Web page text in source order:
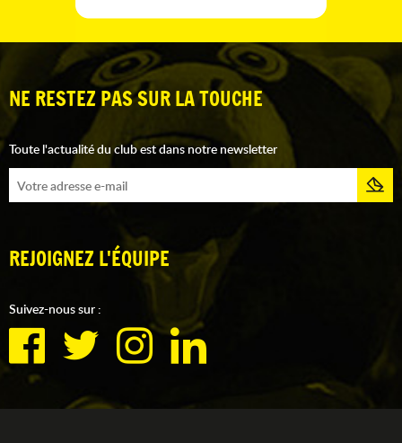
NE RESTEZ PAS SUR LA TOUCHE
Toute l'actualité du club est dans notre newsletter
REJOIGNEZ L'ÉQUIPE
Suivez-nous sur :